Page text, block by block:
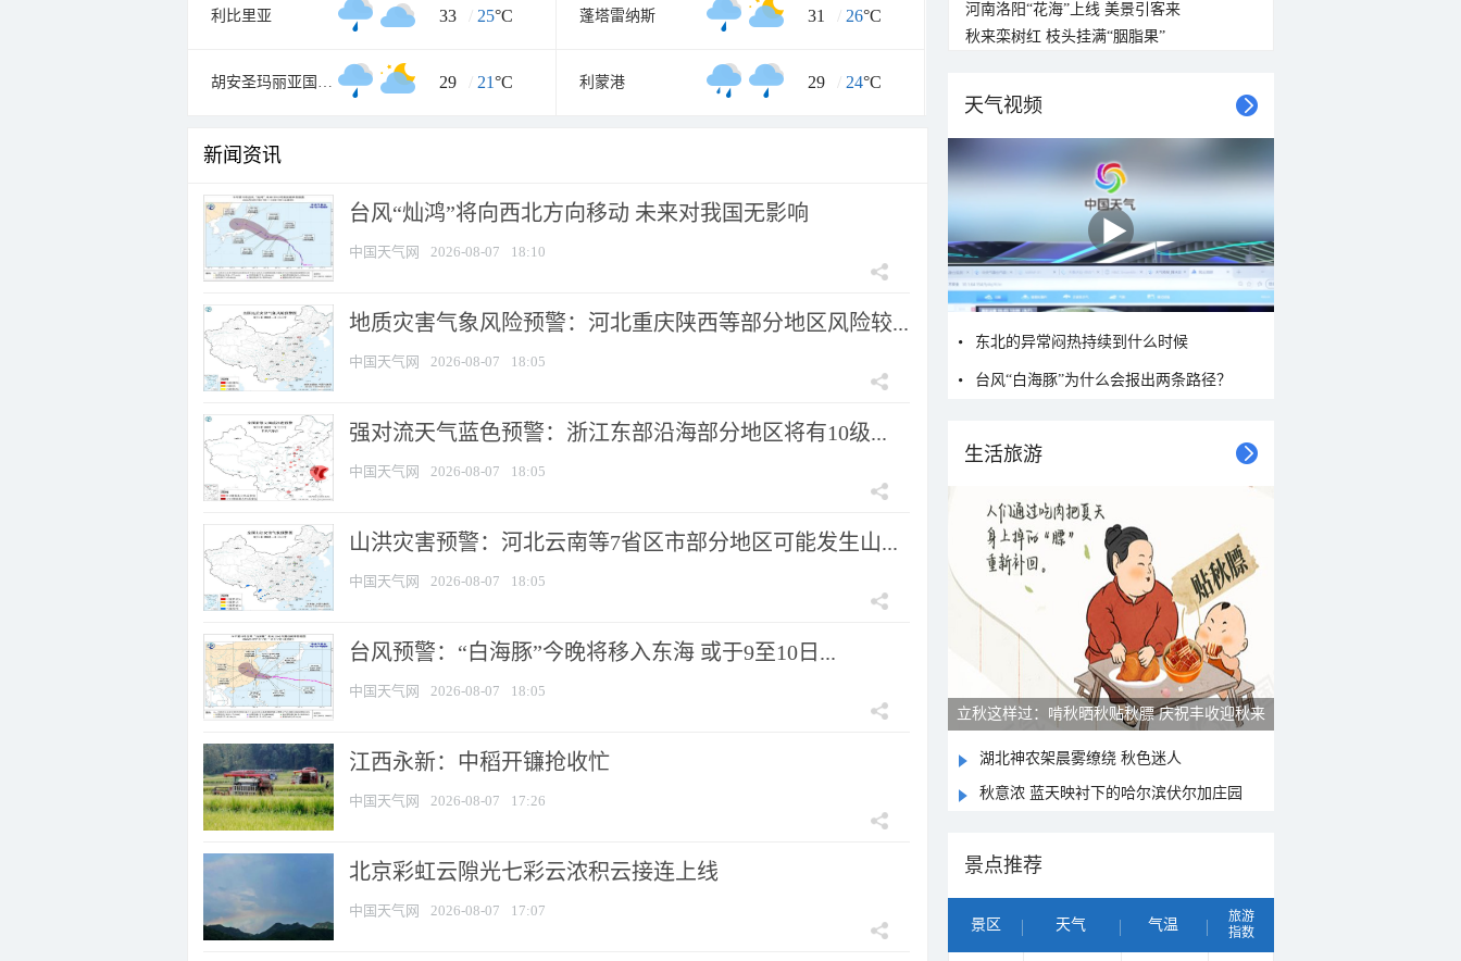
利比里亚 33 / 25°C 蓬塔雷纳斯 31 / 26°C
胡安圣玛丽亚国际机场 29 / 21°C 利蒙港 29 / 24°C
新闻资讯
台风“灿鸿”将向西北方向移动 未来对我国无影响
中国天气网 2026-08-07 18:10
地质灾害气象风险预警：河北重庆陕西等部分地区风险较...
中国天气网 2026-08-07 18:05
强对流天气蓝色预警：浙江东部沿海部分地区将有10级...
中国天气网 2026-08-07 18:05
山洪灾害预警：河北云南等7省区市部分地区可能发生山...
中国天气网 2026-08-07 18:05
台风预警：“白海豚”今晚将移入东海 或于9至10日...
中国天气网 2026-08-07 18:05
江西永新：中稻开镰抢收忙
中国天气网 2026-08-07 17:26
北京彩虹云隙光七彩云浓积云接连上线
中国天气网 2026-08-07 17:07
河南洛阳“花海”上线 美景引客来
秋来栾树红 枝头挂满“胭脂果”
天气视频
东北的异常闷热持续到什么时候
台风“白海豚”为什么会报出两条路径？
生活旅游
立秋这样过：啃秋晒秋贴秋膘 庆祝丰收迎秋来
湖北神农架晨雾缭绕 秋色迷人
秋意浓 蓝天映衬下的哈尔滨伏尔加庄园
景点推荐
景区 天气 气温
旅游
指数